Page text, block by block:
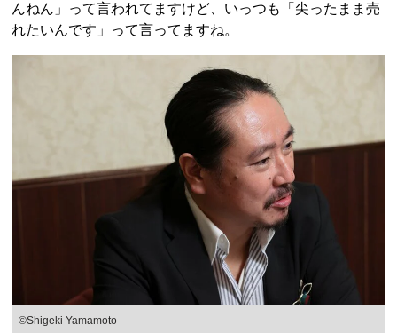
んねん」って言われてますけど、いっつも「尖ったまま売
れたいんです」って言ってますね。
©Shigeki Yamamoto